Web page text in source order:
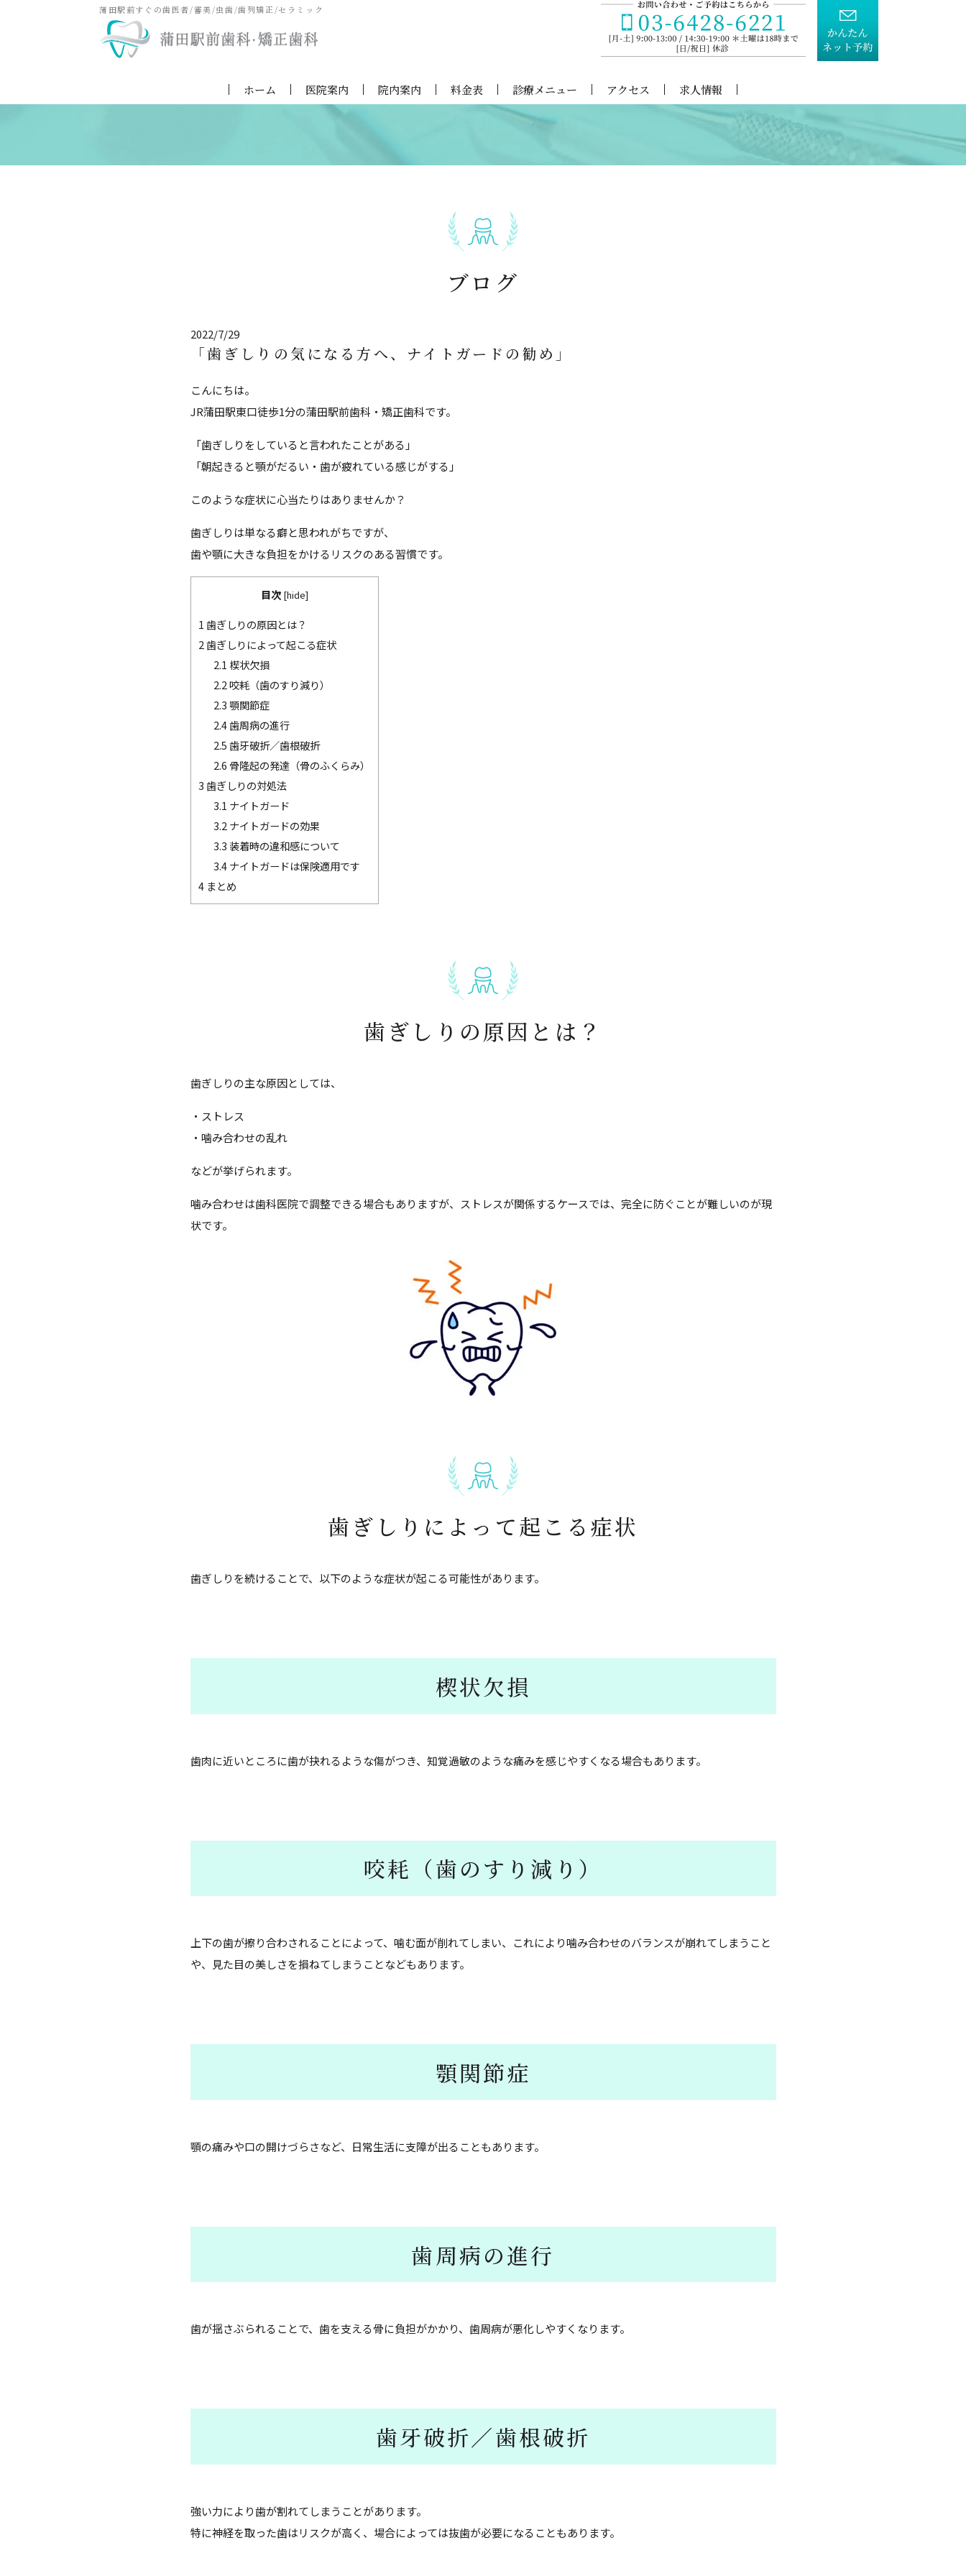
蒲田駅前すぐの歯医者/審美/虫歯/歯列矯正/セラミック
ホーム 医院案内 院内案内 料金表 診療メニュー アクセス 求人情報
ブログ
2022/7/29
「歯ぎしりの気になる方へ、ナイトガードの勧め」
こんにちは。
JR蒲田駅東口徒歩1分の蒲田駅前歯科・矯正歯科です。
「歯ぎしりをしていると言われたことがある」
「朝起きると顎がだるい・歯が疲れている感じがする」
このような症状に心当たりはありませんか？
歯ぎしりは単なる癖と思われがちですが、
歯や顎に大きな負担をかけるリスクのある習慣です。
目次 [hide]
1 歯ぎしりの原因とは？
2歯ぎしりによって起こる症状
2.1 楔状欠損
2.2咬耗（歯のすり減り）
2.3顎関節症
2.4歯周病の進行
2.5歯牙破折／歯根破折
2.6 骨隆起の発達（骨のふくらみ）
3歯ぎしりの対処法
3.1 ナイトガード
3.2 ナイトガードの効果
3.3 装着時の違和感について
3.4ナイトガードは保険適用です
4まとめ
歯ぎしりの原因とは？
歯ぎしりの主な原因としては、
・ストレス
・噛み合わせの乱れ
などが挙げられます。
噛み合わせは歯科医院で調整できる場合もありますが、ストレスが関係するケースでは、完全に防ぐことが難しいのが現
状です。
歯ぎしりによって起こる症状
歯ぎしりを続けることで、以下のような症状が起こる可能性があります。
楔状欠損
歯肉に近いところに歯が抉れるような傷がつき、知覚過敏のような痛みを感じやすくなる場合もあります。
咬耗（歯のすり減り）
上下の歯が擦り合わされることによって、噛む面が削れてしまい、これにより噛み合わせのバランスが崩れてしまうこと
や、見た目の美しさを損ねてしまうことなどもあります。
顎関節症
顎の痛みや口の開けづらさなど、日常生活に支障が出ることもあります。
歯周病の進行
歯が揺さぶられることで、歯を支える骨に負担がかかり、歯周病が悪化しやすくなります。
歯牙破折／歯根破折
強い力により歯が割れてしまうことがあります。
特に神経を取った歯はリスクが高く、場合によっては抜歯が必要になることもあります。